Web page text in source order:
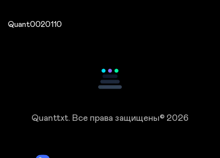
Quant0020110
Quanttxt. Все права защищены© 2026